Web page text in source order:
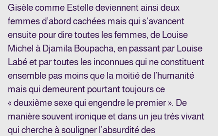
Gisèle comme Estelle deviennent ainsi deux
femmes d’abord cachées mais qui s’avancent
ensuite pour dire toutes les femmes, de Louise
Michel à Djamila Boupacha, en passant par Louise
Labé et par toutes les inconnues qui ne constituent
ensemble pas moins que la moitié de l’humanité
mais qui demeurent pourtant toujours ce
« deuxième sexe qui engendre le premier ». De
manière souvent ironique et dans un jeu très vivant
qui cherche à souligner l’absurdité des